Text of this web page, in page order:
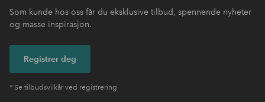
Som kunde hos oss får du eksklusive tilbud, spennende nyheter
og masse inspirasjon.
Registrer deg
* Se tilbudsvilkår ved registrering